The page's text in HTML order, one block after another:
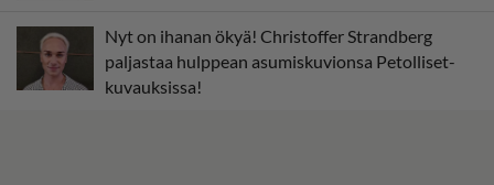
Nyt on ihanan ökyä! Christoffer Strandberg
paljastaa hulppean asumiskuvionsa Petolliset-
kuvauksissa!